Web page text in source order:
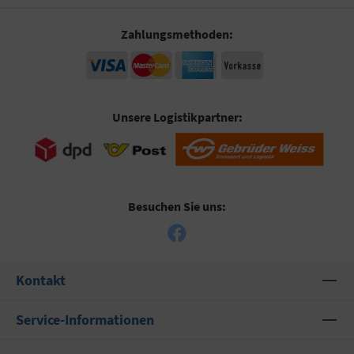
Zahlungsmethoden:
Unsere Logistikpartner:
Besuchen Sie uns:
Kontakt
Service-Informationen